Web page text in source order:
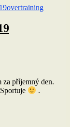
overtraining
za příjemný den.
.